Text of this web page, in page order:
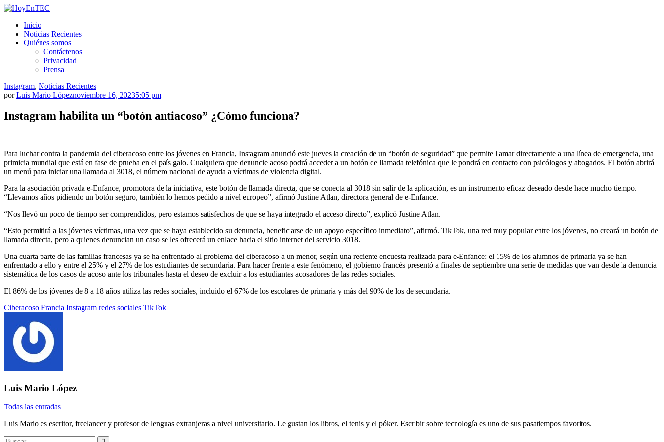
Saltar
contenido.
Inicio
Noticias Recientes
Quiénes somos
Contáctenos
Privacidad
Prensa
Instagram, Noticias Recientes
porLuis Mario Lópeznoviembre 16, 20235:05 pm
Instagram habilita un “botón antiacoso” ¿Cómo funciona?
Para luchar contra la pandemia del ciberacoso entre los jóvenes en Francia, Instagram anunció este jueves la creación de un “botón de seguridad” que permite llamar directamente a una línea de emergencia, una
primicia mundial que está en fase de prueba en el país galo. Cualquiera que denuncie acoso podrá acceder a un botón de llamada telefónica que le pondrá en contacto con psicólogos y abogados. El botón abrirá
un menú para iniciar una llamada al 3018, el número nacional de ayuda a víctimas de violencia digital.
Para la asociación privada e-Enfance, promotora de la iniciativa, este botón de llamada directa, que se conecta al 3018 sin salir de la aplicación, es un instrumento eficaz deseado desde hace mucho tiempo.
“Llevamos años pidiendo un botón seguro, también lo hemos pedido a nivel europeo”, afirmó Justine Atlan, directora general de e-Enfance.
“Nos llevó un poco de tiempo ser comprendidos, pero estamos satisfechos de que se haya integrado el acceso directo”, explicó Justine Atlan.
“Esto permitirá a las jóvenes víctimas, una vez que se haya establecido su denuncia, beneficiarse de un apoyo específico inmediato”, afirmó. TikTok, una red muy popular entre los jóvenes, no creará un botón de
llamada directa, pero a quienes denuncian un caso se les ofrecerá un enlace hacia el sitio internet del servicio 3018.
Una cuarta parte de las familias francesas ya se ha enfrentado al problema del ciberacoso a un menor, según una reciente encuesta realizada para e-Enfance: el 15% de los alumnos de primaria ya se han
enfrentado a ello y entre el 25% y el 27% de los estudiantes de secundaria. Para hacer frente a este fenómeno, el gobierno francés presentó a finales de septiembre una serie de medidas que van desde la denuncia
sistemática de los casos de acoso ante los tribunales hasta el deseo de excluir a los estudiantes acosadores de las redes sociales.
El 86% de los jóvenes de 8 a 18 años utiliza las redes sociales, incluido el 67% de los escolares de primaria y más del 90% de los de secundaria.
Etiquetado
Ciberacoso Francia Instagram redes sociales TikTok
Luis Mario López
Todas las entradas
Luis Mario es escritor, freelancer y profesor de lenguas extranjeras a nivel universitario. Le gustan los libros, el tenis y el póker. Escribir sobre tecnología es uno de sus pasatiempos favoritos.
Buscar: